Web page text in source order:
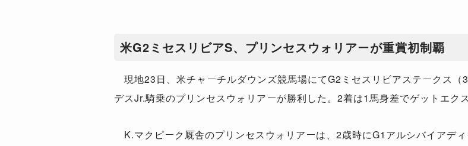
米G2ミセスリビアS、プリンセスウォリアーが重賞初制覇
現地23日、米チャーチルダウンズ競馬場にてG2ミセスリビアステークス
デスJr.騎乗のプリンセスウォリアーが勝利した。2着は1馬身差でゲットエク
K.マクピーク厩舎のプリンセスウォリアーは、2歳時にG1アルシバイアデ